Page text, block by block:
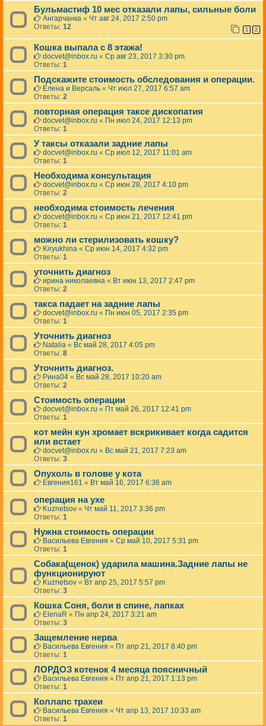
Бульмастиф 10 мес отказали лапы, сильные боли
Ангарчанка « Чт авг 24, 2017 2:50 pm
Ответы: 12 1 2
Кошка выпала с 8 этажа!
docvet@inbox.ru « Ср авг 23, 2017 3:30 pm
Ответы: 1
Подскажите стоимость обследования и операции.
Елена и Версаль « Чт июл 27, 2017 6:57 am
Ответы: 2
повторная операция таксе дископатия
docvet@inbox.ru « Пн июл 24, 2017 12:13 pm
Ответы: 1
У таксы отказали задние лапы
docvet@inbox.ru « Ср июл 12, 2017 11:01 am
Ответы: 1
Необходима консультация
docvet@inbox.ru « Ср июн 28, 2017 4:10 pm
Ответы: 2
необходима стоимость лечения
docvet@inbox.ru « Ср июн 21, 2017 12:41 pm
Ответы: 1
можно ли стерилизовать кошку?
Kiryukhina « Ср июн 14, 2017 4:32 pm
Ответы: 1
уточнить диагноз
ирина николаевна « Вт июн 13, 2017 2:47 pm
Ответы: 2
такса падает на задние лапы
docvet@inbox.ru « Пн июн 05, 2017 2:35 pm
Ответы: 1
Уточнить диагноз
Natalia « Вс май 28, 2017 4:05 pm
Ответы: 8
Уточнить диагноз.
Рина04 « Вс май 28, 2017 10:20 am
Ответы: 2
Стоимость операции
docvet@inbox.ru « Пт май 26, 2017 12:41 pm
Ответы: 1
кот мейн кун хромает вскрикивает когда садится
или встает
docvet@inbox.ru « Вс май 21, 2017 7:23 am
Ответы: 3
Опухоль в голове у кота
Евгения161 « Вт май 16, 2017 6:36 am
операция на ухе
Kuznetsov « Чт май 11, 2017 3:36 pm
Ответы: 1
Нужна стоимость операции
Васильева Евгения « Ср май 10, 2017 5:31 pm
Ответы: 1
Собака(щенок) ударила машина.Задние лапы не
функционируют
Kuznetsov « Вт апр 25, 2017 5:57 pm
Ответы: 3
Кошка Соня, боли в спине, лапках
ElenaR « Пн апр 24, 2017 3:21 am
Ответы: 3
Защемление нерва
Васильева Евгения « Пт апр 21, 2017 8:40 pm
Ответы: 1
ЛОРДОЗ котенок 4 месяца поясничный
Васильева Евгения « Пт апр 21, 2017 1:13 pm
Ответы: 1
Коллапс трахеи
Васильева Евгения « Чт апр 13, 2017 10:33 am
Ответы: 1